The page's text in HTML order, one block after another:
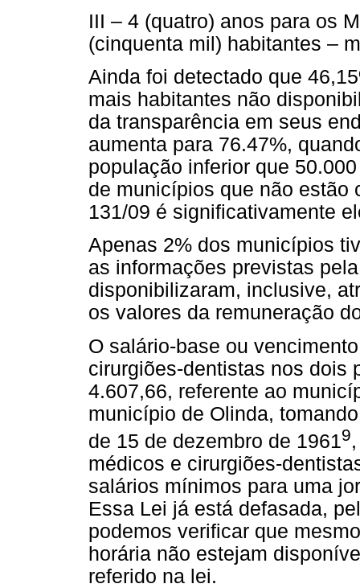
III – 4 (quatro) anos para os
(cinquenta mil) habitantes –
Ainda foi detectado que
mais habitantes não
da transparência em seus
aumenta para 76.47%,
população inferior que
de municípios que não estão
131/09 é significativamente
Apenas 2% dos municípios
as informações previstas
disponibilizaram, inclusive,
os valores da remuneração
O salário-base ou
cirurgiões-dentistas nos dois
4.607,66, referente ao
município de Olinda,
de 15 de dezembro de 19619
médicos e cirurgiões-
salários mínimos para uma
Essa Lei já está defasada,
podemos verificar que
horária não estejam
referido na lei.